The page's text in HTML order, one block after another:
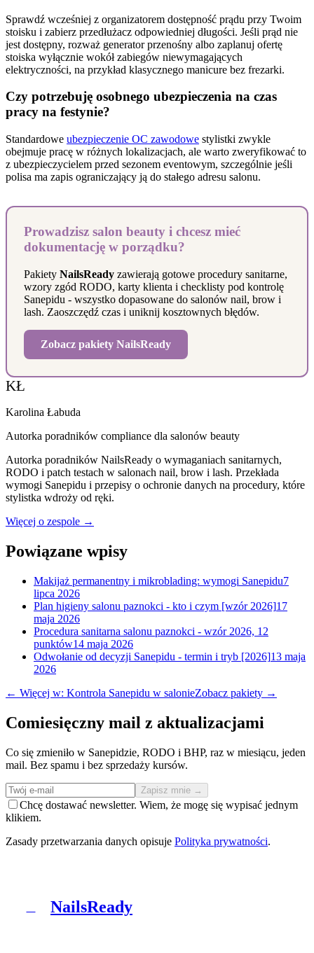
Sprawdź wcześniej z organizatorem dostępność prądu przy Twoim
stoisku i zabierz przedłużacz odpowiedniej długości. Jeśli prąd nie
jest dostępny, rozważ generator przenośny albo zaplanuj ofertę
stoiska wyłącznie wokół zabiegów niewymagających
elektryczności, na przykład klasycznego manicure bez frezarki.
Czy potrzebuję osobnego ubezpieczenia na czas
pracy na festynie?
Standardowe ubezpieczenie OC zawodowe stylistki zwykle
obejmuje pracę w różnych lokalizacjach, ale warto zweryfikować to
z ubezpieczycielem przed sezonem eventowym, szczególnie jeśli
polisa ma zapis ograniczający ją do stałego adresu salonu.
Prowadzisz salon beauty i chcesz mieć
dokumentację w porządku?
Pakiety NailsReady zawierają gotowe procedury sanitarne,
wzory zgód RODO, karty klienta i checklisty pod kontrolę
Sanepidu - wszystko dopasowane do salonów nail, brow i
lash. Zaoszczędź czas i uniknij kosztownych błędów.
Zobacz pakiety NailsReady
KŁ
Karolina Łabuda
Autorka poradników compliance dla salonów beauty
Autorka poradników NailsReady o wymaganiach sanitarnych,
RODO i patch testach w salonach nail, brow i lash. Przekłada
wymogi Sanepidu i przepisy o ochronie danych na procedury, które
stylistka wdroży od ręki.
Więcej o zespole →
Powiązane wpisy
Makijaż permanentny i mikroblading: wymogi Sanepidu7
lipca 2026
Plan higieny salonu paznokci - kto i czym [wzór 2026]17
maja 2026
Procedura sanitarna salonu paznokci - wzór 2026, 12
punktów14 maja 2026
Odwołanie od decyzji Sanepidu - termin i tryb [2026]13 maja
2026
← Więcej w: Kontrola Sanepidu w salonieZobacz pakiety →
Comiesięczny mail z aktualizacjami
Co się zmieniło w Sanepidzie, RODO i BHP, raz w miesiącu, jeden
mail. Bez spamu i bez sprzedaży kursów.
Zapisz mnie →
Chcę dostawać newsletter. Wiem, że mogę się wypisać jednym
klikiem.
Zasady przetwarzania danych opisuje Polityka prywatności.
NailsReady